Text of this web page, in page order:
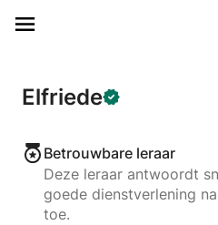
Elfriede
Betrouwbare leraar
Deze leraar antwoordt
goede dienstverlening
toe.